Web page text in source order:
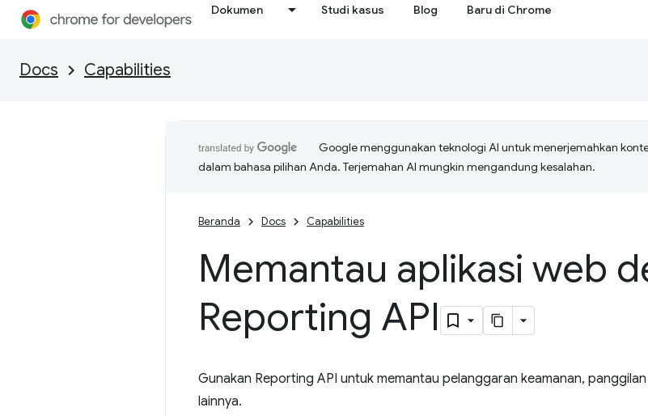
Dokumen Studi kasus Blog Baru di Chrome
Docs Capabilities
Google menggunakan teknologi AI untuk menerjemahkan
dalam bahasa pilihan Anda. Terjemahan AI mungkin mengandung kesalahan.
Beranda Docs Capabilities
Memantau aplikasi web
Reporting API
Gunakan Reporting API untuk memantau pelanggaran keamanan,
lainnya.